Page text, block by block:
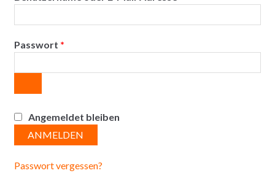
Passwort *Erforderlich
Angemeldet bleiben
ANMELDEN
Passwort vergessen?